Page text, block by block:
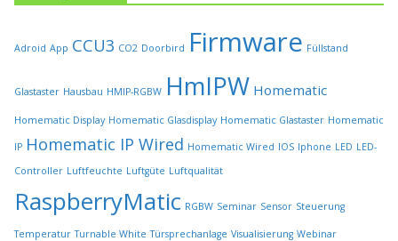
d
e
Adroid App CCU3 CO2 Doorbird Firmware Füllstand
Glastaster Hausbau HMIP-RGBW HmIPW Homematic
Homematic Display Homematic Glasdisplay Homematic Glastaster Homematic
IP Homematic IP Wired Homematic Wired IOS Iphone LED LED-
Controller Luftfeuchte Luftgüte Luftqualität
RaspberryMatic RGBW Seminar Sensor Steuerung
Temperatur Turnable White Türsprechanlage Visualisierung Webinar